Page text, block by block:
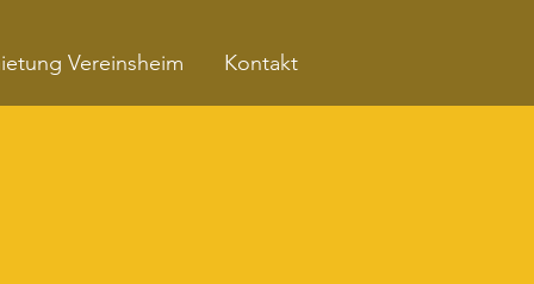
Vereinsheim Kontakt